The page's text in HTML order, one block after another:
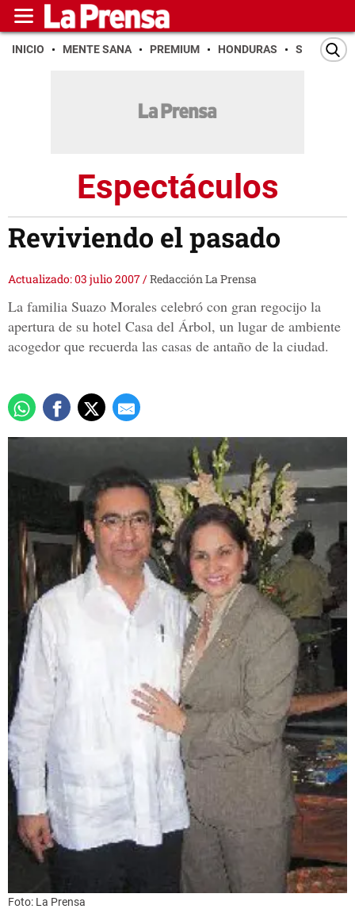
INICIO MENTE SANA PREMIUM HONDURAS SAN PEDRO
Espectáculos
Reviviendo el pasado
Actualizado: 03 julio 2007/Redacción La Prensa
La familia Suazo Morales celebró con gran regocijo la
apertura de su hotel Casa del Árbol, un lugar de ambiente
acogedor que recuerda las casas de antaño de la ciudad.
Foto: La Prensa